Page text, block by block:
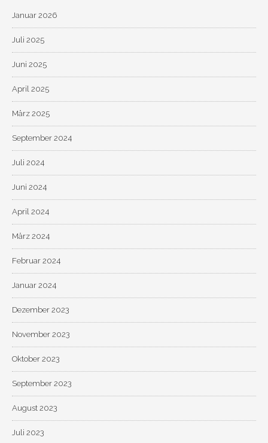
Januar 2026
Juli 2025
Juni 2025
April 2025
März 2025
September 2024
Juli 2024
Juni 2024
April 2024
März 2024
Februar 2024
Januar 2024
Dezember 2023
November 2023
Oktober 2023
September 2023
August 2023
Juli 2023